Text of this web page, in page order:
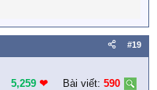
có hy vọng cho một
#19
5,259 ❤︎ Bài viết: 590